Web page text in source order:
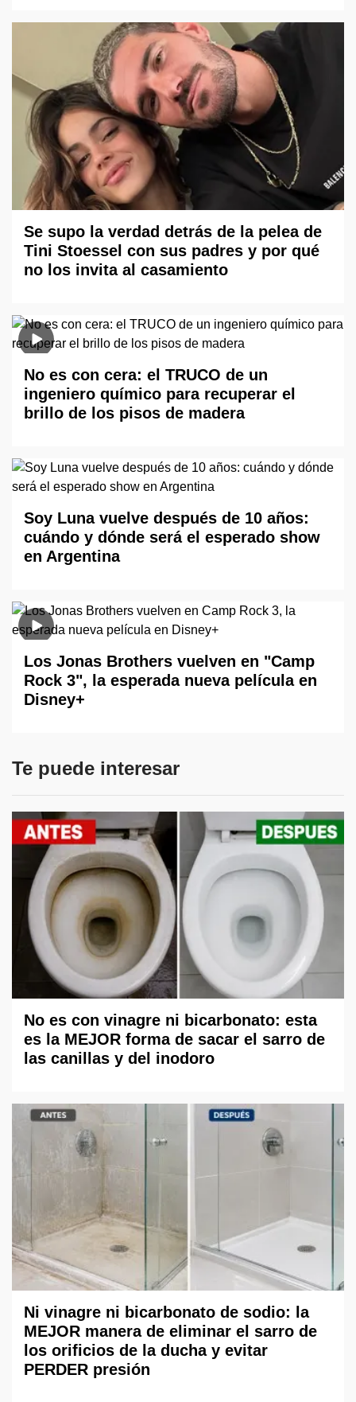
Se supo la verdad detrás de la pelea de
Tini Stoessel con sus padres y por qué
no los invita al casamiento
No es con cera: el TRUCO de un
ingeniero químico para recuperar el
brillo de los pisos de madera
Soy Luna vuelve después de 10 años:
cuándo y dónde será el esperado show
en Argentina
Los Jonas Brothers vuelven en "Camp
Rock 3", la esperada nueva película en
Disney+
Te puede interesar
No es con vinagre ni bicarbonato: esta
es la MEJOR forma de sacar el sarro de
las canillas y del inodoro
Ni vinagre ni bicarbonato de sodio: la
MEJOR manera de eliminar el sarro de
los orificios de la ducha y evitar
PERDER presión